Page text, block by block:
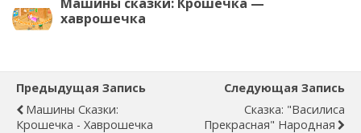
хаврошечка
Предыдущая Запись
Машины Сказки:
Крошечка - Хаврошечка
Следующая Запись
Сказка: "Василиса
Прекрасная" Народная